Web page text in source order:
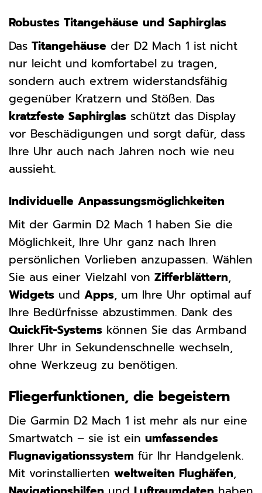
Robustes Titangehäuse und Saphirglas
Das Titangehäuse der D2 Mach 1 ist nicht
nur leicht und komfortabel zu tragen,
sondern auch extrem widerstandsfähig
gegenüber Kratzern und Stößen. Das
kratzfeste Saphirglas schützt das Display
vor Beschädigungen und sorgt dafür, dass
Ihre Uhr auch nach Jahren noch wie neu
aussieht.
Individuelle Anpassungsmöglichkeiten
Mit der Garmin D2 Mach 1 haben Sie die
Möglichkeit, Ihre Uhr ganz nach Ihren
persönlichen Vorlieben anzupassen. Wählen
Sie aus einer Vielzahl von Zifferblättern,
Widgets und Apps, um Ihre Uhr optimal auf
Ihre Bedürfnisse abzustimmen. Dank des
QuickFit-Systems können Sie das Armband
Ihrer Uhr in Sekundenschnelle wechseln,
ohne Werkzeug zu benötigen.
Fliegerfunktionen, die begeistern
Die Garmin D2 Mach 1 ist mehr als nur eine
Smartwatch – sie ist ein umfassendes
Flugnavigationssystem für Ihr Handgelenk.
Mit vorinstallierten weltweiten Flughäfen,